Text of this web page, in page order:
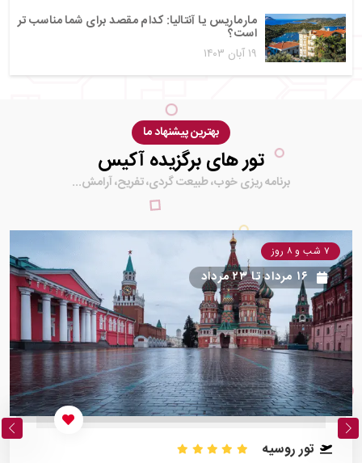
مارماریس یا آنتالیا: کدام مقصد برای شما مناسب‌ تر
است؟
۱۹ آبان ۱۴۰۳
بهترین پیشنهاد ما
تور های برگزیده آکیس
برنامه ریزی خوب، طبیعت گردی، تفریح، آرامش...
۷ شب و ۸ روز
۱۶ مرداد تا۲۳ مرداد
تور روسیه